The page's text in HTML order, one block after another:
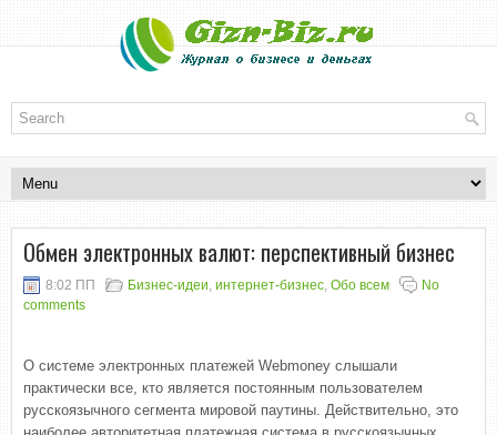
Обмен электронных валют: перспективный бизнес
8:02 ПП Бизнес-идеи, интернет-бизнес, Обо всем
No
comments
О системе электронных платежей Webmoney слышали
практически все, кто является постоянным пользователем
русскоязычного сегмента мировой паутины. Действительно, это